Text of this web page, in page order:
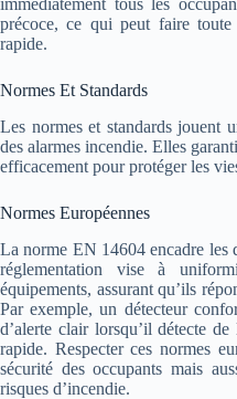
immédiatement tous les
précoce, ce qui peut faire
rapide.
Normes Et Standards
Les normes et standards jouent
des alarmes incendie. Elles
efficacement pour protéger les
Normes Européennes
La norme EN 14604 encadre les
réglementation vise à
équipements, assurant qu’ils
Par exemple, un détecteur
d’alerte clair lorsqu’il détecte
rapide. Respecter ces normes
sécurité des occupants mais
risques d’incendie.